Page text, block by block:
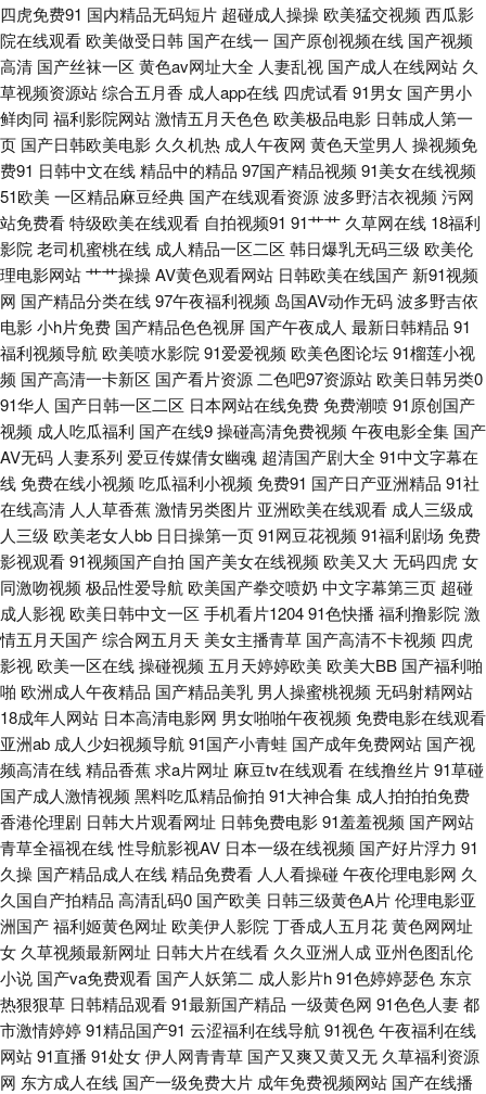
导航 国内最新肏屄精品 狼人综合网 青青草操逼视频 色五月视频 亚洲操逼视
频网 91原创社区 国产欧美日韩性爱 日韩脚交在线 亚洲成人在线h 97超碰人
人爱 91免费网 成人韩国在线看A 韩国av永久无码 老湿影院V48 日韩无码观
伊人久久精品无码 91中日在线 超碰97人人摸 国产馆外遇 狼友AV在线 人妖
AV资源网 午夜免费在线观看 2026肏逼网 AV午夜AV 福利内射官网 激情狠狠
撸五月 男人午夜av网址 日韩成人久久网址 在线看av网址 99热99草 大香蕉
伊人網 狠狠干综合 另类射区 日本午夜剧场 午夜影院黄 91传媒入口 变态另
类色站 欧亚一本视频 自慰黄色在线看 AV狼人 国产传媒专区 欧洲人妖内射
深夜福利传媒精品 91高清视频在线 av网站导航 豆花AV在视 精东黄瓜91 欧
美午夜成人色片 天天干干欧美合集 91n在线 AV福利站 国产56区 萌白酱在线
日韩无人区电影 自拍69 97亚洲天堂色色 大香蕉大香蕉蜜 黑丝自慰久草91
美女一级aa 日本aa成人在线 微拍福利92 91蜜桃特黄A片 成人福利视频网 黄
色片之午夜播放 男同肛交免费视频 日韩殴美 亚洲免费成人电影 91香蕉蜜桃
超碰国产人人草 国产毛片AA 欧美另类女人男人 微拍1024 91传媒网页播放
av午夜日韩 福利社午夜剧场 久草久热视频在线 人人肏逼 午夜狼窝AV 91豆
花影院 超碰在线欧美 狠狠艹狠狠爱 欧美另类丝袜自拍 污视频下载网站 3级
久久精 东京热一二三 久久大香蕉天堂 青娱乐老司机77 一本道九九道 AV大
香蕉伊人网 福利在线aa 玖玖av资源 日本在线观看 亚洲中文字幕aw 97超碰
色情 成人最新在线 精品在线视频 欧洲日一区精品 亚洲综合变态另类 97资源
欧美 东方AV在线观看 久久rp 日本3级电影性交 亚洲黄色官网 91在线视频视
四虎免费91 国内精品无码短片 超碰成人操操 欧美猛交视频 西瓜影
院在线观看 欧美做受日韩 国产在线一 国产原创视频在线 国产视频
高清 国产丝袜一区 黄色av网址大全 人妻乱视 国产成人在线网站 久
草视频资源站综合五月香 成人app在线 四虎试看91男女 国产男小
鲜肉同 福利影院网站激情五月天色色 欧美极品电影 日韩成人第一
页 国产日韩欧美电影 久久机热 成人午夜网 黄色天堂男人 操视频免
费91 日韩中文在线精品中的精品 97国产精品视频 91美女在线视频
51欧美一区精品麻豆经典 国产在线观看资源波多野洁衣视频 污网
站免费看特级欧美在线观看 自拍视频91 91艹艹 久草网在线 18福利
影院 老司机蜜桃在线 成人精品一区二区 韩日爆乳无码三级 欧美伦
理电影网站艹艹操操AV黄色观看网站 日韩欧美在线国产 新91视频
网 国产精品分类在线97午夜福利视频 岛国AV动作无码波多野吉依
电影小h片免费 国产精品色色视屏 国产午夜成人 最新日韩精品 91
福利视频导航 欧美喷水影院 91爱爱视频 欧美色图论坛91榴莲小视
频 国产高清一卡新区 国产看片资源 二色吧97资源站 欧美日韩另类0
91华人 国产日韩一区二区 日本网站在线免费免费潮喷91原创国产
视频 成人吃瓜福利 国产在线9操碰高清免费视频 午夜电影全集 国产
AV无码 人妻系列 爱豆传媒倩女幽魂 超清国产剧大全 91中文字幕在
线免费在线小视频 吃瓜福利小视频 免费91 国产日产亚洲精品 91社
在线高清 人人草香蕉激情另类图片 亚洲欧美在线观看 成人三级成
人三级 欧美老女人bb 日日操第一页91网豆花视频 91福利剧场 免费
影视观看91视频国产自拍 国产美女在线视频 欧美又大无码四虎女
同激吻视频 极品性爱导航 欧美国产拳交喷奶 中文字幕第三页 超碰
成人影视 欧美日韩中文一区 手机看片120491色快播 福利撸影院 激
情五月天国产综合网五月天 美女主播青草 国产高清不卡视频 四虎
影视 欧美一区在线操碰视频 五月天婷婷欧美 欧美大BB 国产福利啪
啪 欧洲成人午夜精品 国产精品美乳 男人操蜜桃视频 无码射精网站
18成年人网站 日本高清电影网 男女啪啪午夜视频 免费电影在线观看
亚洲ab 成人少妇视频导航 91国产小青蛙 国产成年免费网站 国产视
频高清在线精品香蕉求a片网址 麻豆tv在线观看在线撸丝片91草碰
国产成人激情视频 黑料吃瓜精品偷拍 91大神合集 成人拍拍拍免费
香港伦理剧 日韩大片观看网址 日韩免费电影91羞羞视频 国产网站
青草全福视在线性导航影视AV 日本一级在线视频 国产好片浮力 91
久操 国产精品成人在线精品免费看 人人看操碰午夜伦理电影网 久
久国自产拍精品 高清乱码0 国产欧美 日韩三级黄色A片伦理电影亚
洲国产福利姬黄色网址 欧美伊人影院 丁香成人五月花黄色网网址
女 久草视频最新网址 日韩大片在线看 久久亚洲人成 亚州色图乱伦
小说 国产va免费观看 国产人妖第二 成人影片h91色婷婷瑟色 东京
热狠狠草 日韩精品观看91最新国产精品 一级黄色网 91色色人妻都
市激情婷婷91精品国产91 云涩福利在线导航 91视色午夜福利在线
网站91直播 91处女伊人网青青草 国产又爽又黄又无 久草福利资源
网 东方成人在线 国产一级免费大片 成年免费视频网站 国产在线播